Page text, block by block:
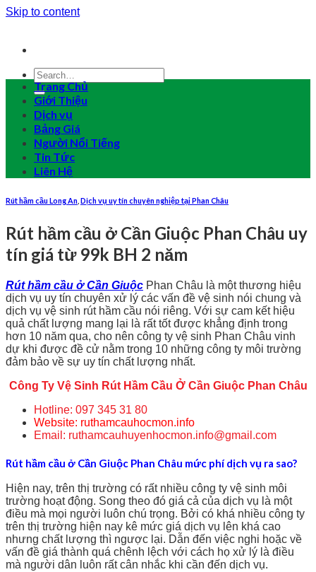
Skip to content
Trang Chủ
Giới Thiệu
Dịch vụ
Bảng Giá
Người Nổi Tiếng
Tin Tức
Liên Hệ
Rút hầm cầu Long An Dịch vụ uy tín chuyên nghiệp tại Phan Châu
Rút hầm cầu ở Cần Giuộc Phan Châu uy
tín giá từ 99k BH 2 năm
Rút hầm cầu ở Cần Giuộc Phan Châu là một thương hiệu
dịch vụ uy tín chuyên xử lý các vấn đề vệ sinh nói chung và
dịch vụ vệ sinh rút hầm cầu nói riêng. Với sự cam kết hiệu
quả chất lượng mang lại là rất tốt được khẳng định trong
hơn 10 năm qua, cho nên công ty vệ sinh Phan Châu vinh
dự khi được đề cử nằm trong 10 những công ty môi trường
đảm bảo về sự uy tín chất lượng nhất.
Công Ty Vệ Sinh Rút Hầm Cầu Ở Cần Giuộc Phan Châu
Hotline: 097 345 31 80
Website: ruthamcauhocmon.info
Email: ruthamcauhuyenhocmon.info@gmail.com
Rút hầm cầu ở Cần Giuộc Phan Châu mức phí dịch vụ ra sao?
Hiện nay, trên thị trường có rất nhiều công ty vệ sinh môi
trường hoạt động. Song theo đó giá cả của dịch vụ là một
điều mà mọi người luôn chú trọng. Bởi có khá nhiều công ty
trên thị trường hiện nay kê mức giá dịch vụ lên khá cao
nhưng chất lượng thì ngược lại. Dẫn đến việc nghi hoặc về
vấn đề giá thành quá chênh lệch với cách họ xử lý là điều
mà người dân luôn rất cân nhắc khi cần đến dịch vụ.